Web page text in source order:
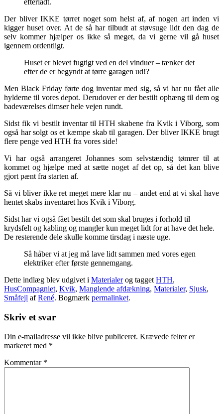
efterladt.
Der bliver IKKE tørret noget som helst af, af nogen art inden vi
kigger huset over. At de så har tilbudt at støvsuge lidt den dag de
selv kommer hjælper os ikke så meget, da vi gerne vil gå huset
igennem ordentligt.
Huset er blevet fugtigt ved en del vinduer – tænker det
efter de er begyndt at tørre garagen ud!?
Men Black Friday førte dog inventar med sig, så vi har nu fået alle
hylderne til vores depot. Derudover er der bestilt ophæng til dem og
badeværelses dimser hele vejen rundt.
Sidst fik vi bestilt inventar til HTH skabene fra Kvik i Viborg, som
også har solgt os et kæmpe skab til garagen. Der bliver IKKE brugt
flere penge ved HTH fra vores side!
Vi har også arrangeret Johannes som selvstændig tømrer til at
kommet og hjælpe med at sætte noget af det op, så det kan blive
gjort pænt fra starten af.
Så vi bliver ikke ret meget mere klar nu – andet end at vi skal have
hentet skabs inventaret hos Kvik i Viborg.
Sidst har vi også fået bestilt det som skal bruges i forhold til
krydsfelt og kabling og mangler kun meget lidt for at have det hele.
De resterende dele skulle komme tirsdag i næste uge.
Så håber vi at jeg må lave lidt sammen med vores egen
elektriker efter første gennemgang.
Dette indlæg blev udgivet i Materialerog taggetHTH,
HusCompagniet, Kvik, Manglende afdækning, Materialer, Sjusk,
Småfejl afRené. Bogmærk permalinket.
Skriv et svar
Din e-mailadresse vil ikke blive publiceret. Krævede felter er
markeret med *
Kommentar *